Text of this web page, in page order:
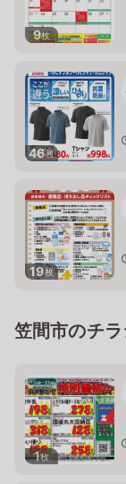
9枚
46枚
19枚
笠間市のチ
1枚